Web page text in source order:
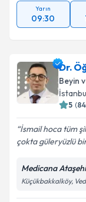
Yarın
09:30
Dr.
Beyin
5 (84
İsmail hoca tüm
çokta güleryüzlü
Medicana
Küçükbakkalköy,